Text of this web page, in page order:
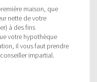
maison, que
nette de votre
à des fins
votre hypothèque
il vous faut prendre
impartial.